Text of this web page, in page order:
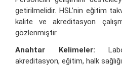
getirilmelidir. HSL’nin eğitim
kalite ve akreditasyon
gözlenmiştir.
Anahtar Kelimeler:
akreditasyon, eğitim, halk sağlığı